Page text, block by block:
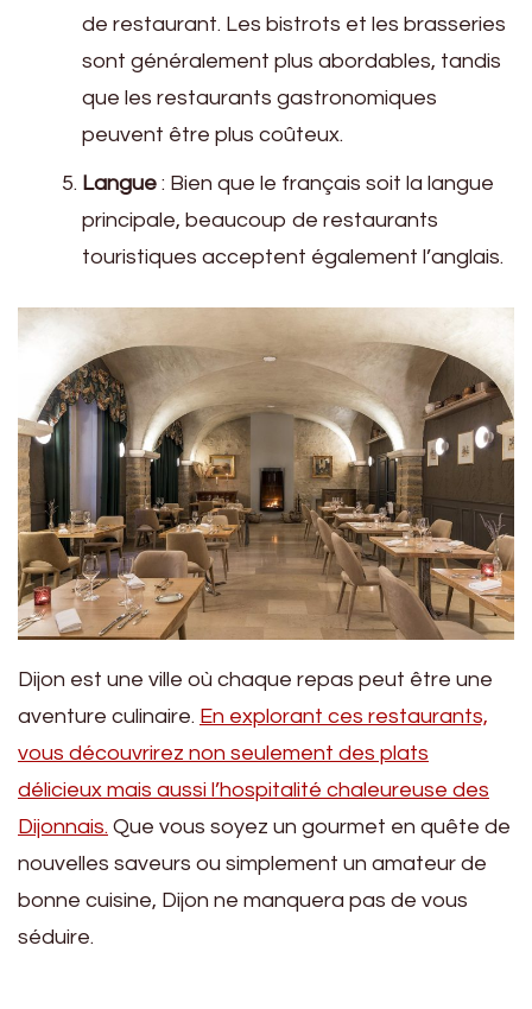
de restaurant. Les bistrots et les brasseries
sont généralement plus abordables, tandis
que les restaurants gastronomiques
peuvent être plus coûteux.
Langue : Bien que le français soit la langue
principale, beaucoup de restaurants
touristiques acceptent également l’anglais.
Dijon est une ville où chaque repas peut être une
aventure culinaire. En explorant ces restaurants,
vous découvrirez non seulement des plats
délicieux mais aussi l’hospitalité chaleureuse des
Dijonnais. Que vous soyez un gourmet en quête de
nouvelles saveurs ou simplement un amateur de
bonne cuisine, Dijon ne manquera pas de vous
séduire.